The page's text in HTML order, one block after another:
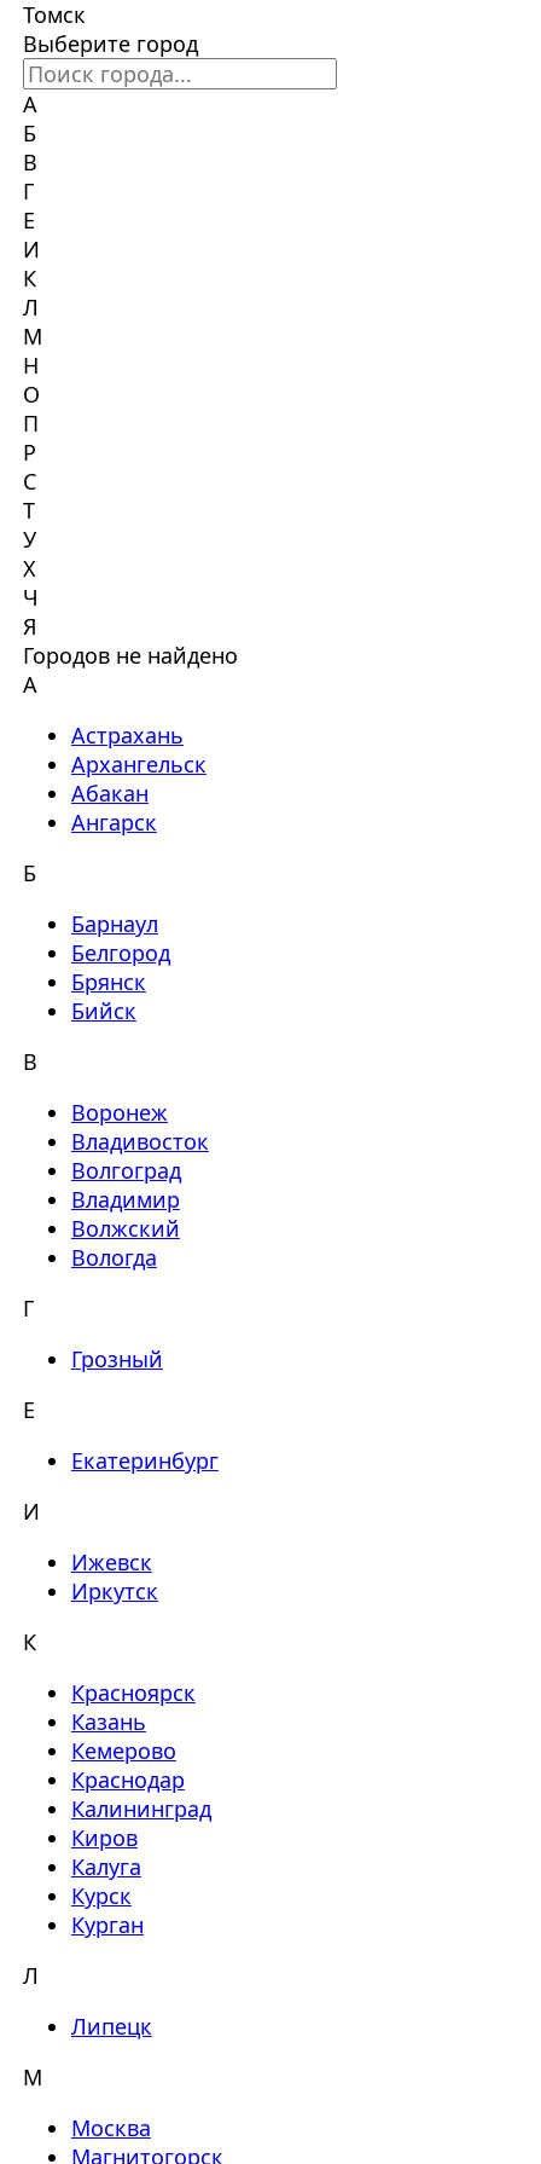
Томск
Выберите город
А
Б
В
Г
Е
И
К
Л
М
Н
О
П
Р
С
Т
У
Х
Ч
Я
Городов не найдено
А
Астрахань
Архангельск
Абакан
Ангарск
Б
Барнаул
Белгород
Брянск
Бийск
В
Воронеж
Владивосток
Волгоград
Владимир
Волжский
Вологда
Г
Грозный
Е
Екатеринбург
И
Ижевск
Иркутск
К
Красноярск
Казань
Кемерово
Краснодар
Калининград
Киров
Калуга
Курск
Курган
Л
Липецк
М
Москва
Магнитогорск